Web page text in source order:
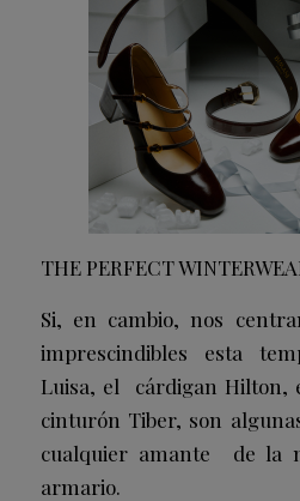
THE PERFECT
Si, en cambio, nos
imprescindibles esta
Luisa, el cárdigan Hilton,
cinturón Tiber, son
cualquier amante de la
armario.